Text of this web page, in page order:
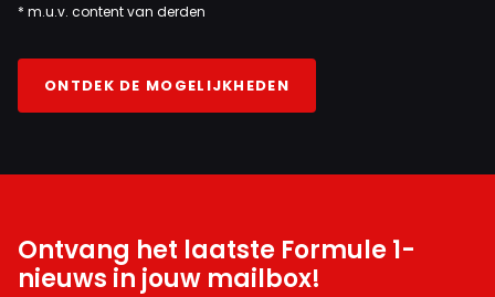
* m.u.v. content van derden
ONTDEK DE MOGELIJKHEDEN
Ontvang het laatste Formule 1-
nieuws in jouw mailbox!